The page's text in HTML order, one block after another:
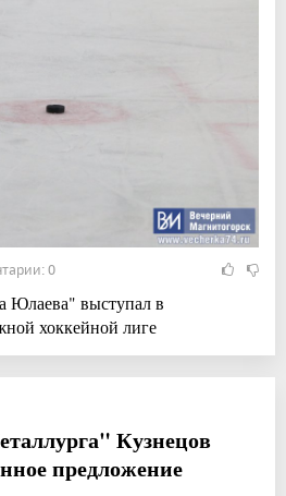
0
Юлаева" выступал в
хоккейной лиге
Кузнецов
предложение